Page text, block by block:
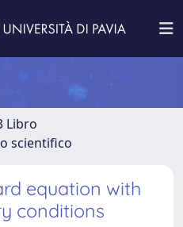
Libro
scientifico
equation with
conditions